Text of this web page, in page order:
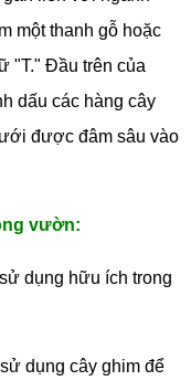
một thanh gỗ hoặc
"T." Đầu trên của
dấu các hàng cây
được đâm sâu vào
vườn:
dụng hữu ích trong
dụng cây ghim để